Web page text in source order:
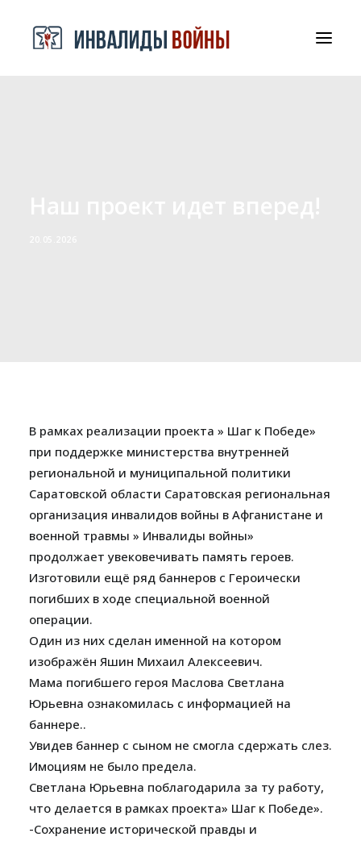
В рамках реализации проекта » Шаг к Победе»
при поддержке министерства внутренней
региональной и муниципальной политики
Саратовской области Саратовская региональная
организация инвалидов войны в Афганистане и
военной травмы » Инвалиды войны»
продолжает увековечивать память героев.
Изготовили ещё ряд баннеров с Героически
погибших в ходе специальной военной
операции.
Один из них сделан именной на котором
изображён Яшин Михаил Алексеевич.
Мама погибшего героя Маслова Светлана
Юрьевна ознакомилась с информацией на
баннере..
Увидев баннер с сыном не смогла сдержать слез.
Имоциям не было предела.
Светлана Юрьевна поблагодарила за ту работу,
что делается в рамках проекта» Шаг к Победе».
-Сохранение исторической правды и